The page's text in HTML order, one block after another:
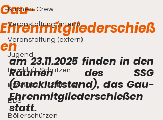
Küchen-Crew
Veranstaltung (intern)
Veranstaltung (extern)
Jugend
Druckluft-Schützen
BSSB/DSB - Schützen
BDS
Böllerschützen
Gau-
Ehrenmitgliederschieß
en
am 23.11.2025 finden in den
Räumen des SSG
(Druckluftstand), das Gau-
Ehrenmitgliederschießen
statt.